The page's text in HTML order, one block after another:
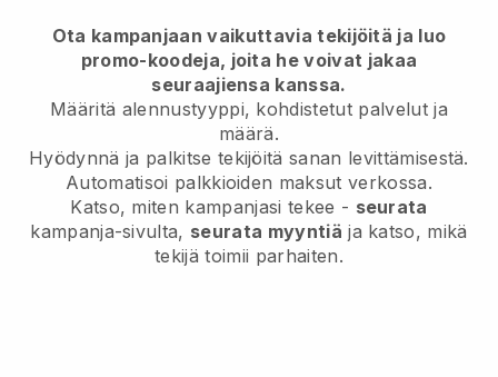
Ota kampanjaan vaikuttavia tekijöitä ja luo
promo-koodeja, joita he voivat jakaa
seuraajiensa kanssa.
Määritä alennustyyppi, kohdistetut palvelut ja
määrä.
Hyödynnä ja palkitse tekijöitä sanan levittämisestä.
Automatisoi palkkioiden maksut verkossa.
Katso, miten kampanjasi tekee - seurata
kampanja-sivulta, seurata myyntiä ja katso, mikä
tekijä toimii parhaiten.